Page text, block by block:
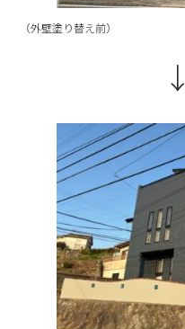
（外壁塗り替え前）
↓